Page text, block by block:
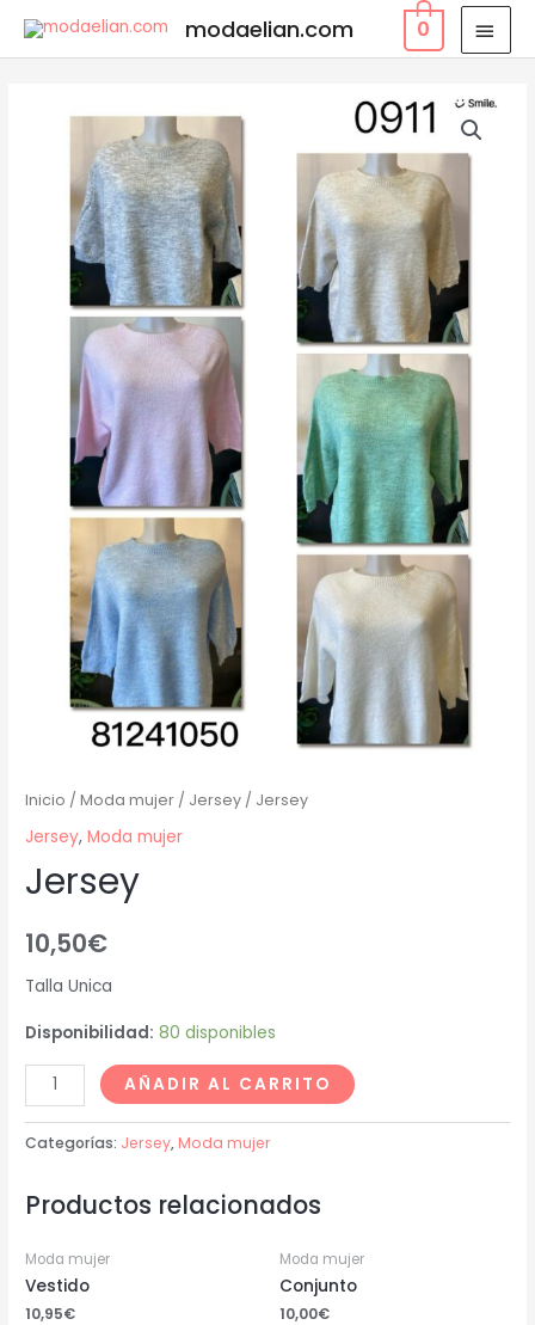
modaelian.com 0
Inicio /Moda mujer / Jersey / Jersey
Jersey,Moda mujer
Jersey
10,50€
Talla Unica
Disponibilidad: 80 disponibles
AÑADIR AL CARRITO
Categorías: Jersey, Moda mujer
Productos relacionados
Moda mujer
Vestido
10,95€
Moda mujer
Conjunto
10,00€